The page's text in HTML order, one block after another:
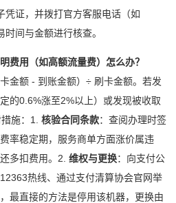
凭证，并拨打官方客服电话（如
间与金额进行核查。
费用（如高额流量费）怎么办？
金额 - 到账金额）÷ 刷卡金额。若发
的0.6%涨至2%以上）或发现被收取
施：1. 核验合同条款：查阅办理时签
率稳定期，服务商单方面涨价属违
多扣费用。2. 维权与更换：向支付公
热线、通过支付清算协会官网举
最直接的方法是停用该机器，更换由